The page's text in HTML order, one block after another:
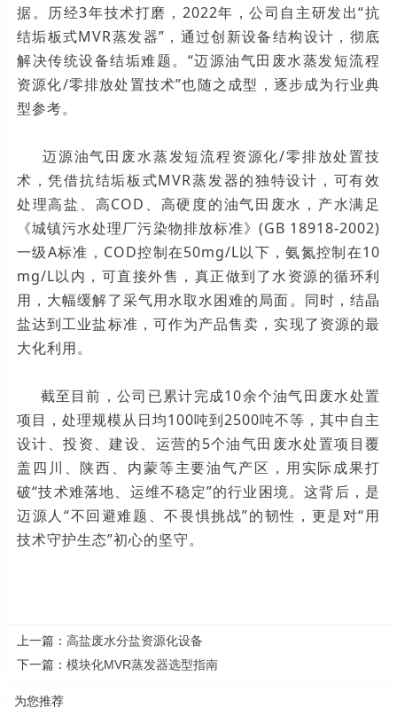
据。历经3年技术打磨，2022年，公司自主研发出“抗
结垢板式MVR蒸发器”，通过创新设备结构设计，彻底
解决传统设备结垢难题。“迈源油气田废水蒸发短流程
资源化/零排放处置技术”也随之成型，逐步成为行业典
型参考。
迈源油气田废水蒸发短流程资源化/零排放处置技
术，凭借抗结垢板式MVR蒸发器的独特设计，可有效
处理高盐、高COD、高硬度的油气田废水， 产水满足
《城镇污水处理厂污染物排放标准》(GB 18918-2002)
一级A标准，COD控制在50mg/L以下，氨氮控制在10
mg/L以内，可直接外售，真正做到了水资源的循环利
用，大幅缓解了采气用水取水困难的局面。同时，结晶
盐达到工业盐标准，可作为产品售卖，实现了资源的最
大化利用。
截至目前，公司已累计完成10余个油气田废水处置
项目，处理规模从日均100吨到2500吨不等，其中自主
设计、投资、建设、运营的5个油气田废水处置项目覆
盖四川、陕西、内蒙等主要油气产区，用实际成果打
破“技术难落地、运维不稳定”的行业困境。这背后，是
迈源人“不回避难题、不畏惧挑战”的韧性，更是对“用
技术守护生态”初心的坚守。
上一篇： 高盐废水分盐资源化设备
下一篇： 模块化MVR蒸发器选型指南
为您推荐